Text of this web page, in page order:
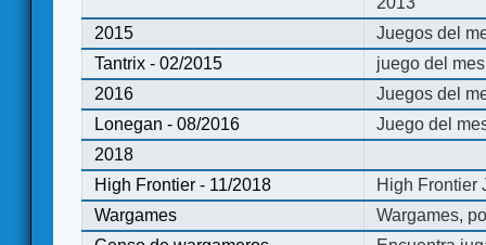
2015
Juegos del
Tantrix - 02/2015
juego del
2016
Juegos del
Lonegan - 08/2016
Juego del
2018
High Frontier - 11/2018
High Frontier
Wargames
Wargames,